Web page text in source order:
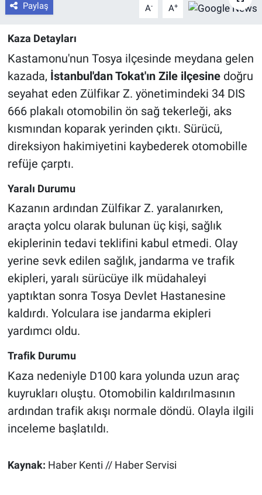
Paylaş A- A+
Kaza Detayları
Kastamonu'nun Tosya ilçesinde meydana gelen
kazada, İstanbul'dan Tokat'ın Zile ilçesinedoğru
seyahat eden Zülfikar Z. yönetimindeki 34 DIS
666 plakalı otomobilin ön sağ tekerleği, aks
kısmından koparak yerinden çıktı. Sürücü,
direksiyon hakimiyetini kaybederek otomobille
refüje çarptı.
Yaralı Durumu
Kazanın ardından Zülfikar Z. yaralanırken,
araçta yolcu olarak bulunan üç kişi, sağlık
ekiplerinin tedavi teklifini kabul etmedi. Olay
yerine sevk edilen sağlık, jandarma ve trafik
ekipleri, yaralı sürücüye ilk müdahaleyi
yaptıktan sonra Tosya Devlet Hastanesine
kaldırdı. Yolculara ise jandarma ekipleri
yardımcı oldu.
Trafik Durumu
Kaza nedeniyle D100 kara yolunda uzun araç
kuyrukları oluştu. Otomobilin kaldırılmasının
ardından trafik akışı normale döndü. Olayla ilgili
inceleme başlatıldı.
Kaynak: Haber Kenti // Haber Servisi